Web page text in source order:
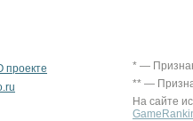
проекте
* —
** —
На сайте